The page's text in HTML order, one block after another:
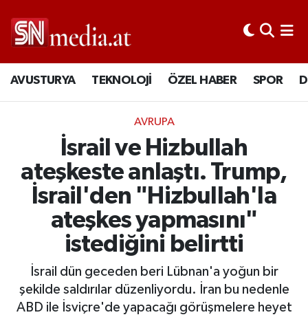
AVUSTURYA TEKNOLOJİ ÖZEL HABER SPOR
AVRUPA
İsrail ve Hizbullah
ateşkeste anlaştı. Trump,
İsrail'den "Hizbullah'la
ateşkes yapmasını"
istediğini belirtti
İsrail dün geceden beri Lübnan'a yoğun bir
şekilde saldırılar düzenliyordu. İran bu nedenle
ABD ile İsviçre'de yapacağı görüşmelere heyet